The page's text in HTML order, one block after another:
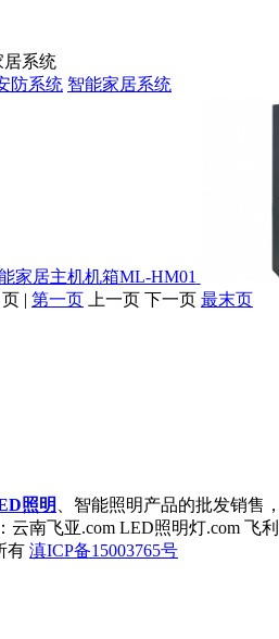
居系统
防系统 智能家居系统
家居主机机箱ML-HM01
| 第一页 上一页 下一页 最末页
照明 、智能照明产品的批发销售
云南飞亚.com LED照明灯.com 飞
有 滇ICP备15003765号